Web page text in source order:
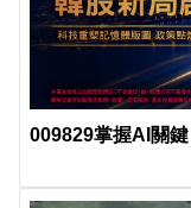
009829掌握AI關